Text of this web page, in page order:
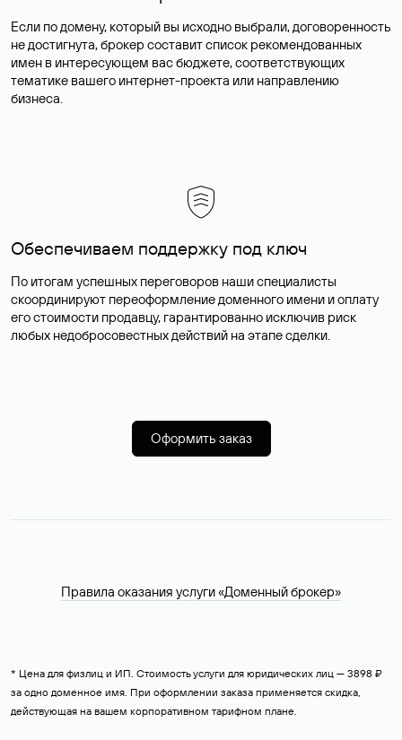
Если по домену, который вы исходно выбрали, договоренность
не достигнута, брокер составит список рекомендованных
имен в интересующем вас бюджете, соответствующих
тематике вашего интернет-проекта или направлению
бизнеса.
Обеспечиваем поддержку под ключ
По итогам успешных переговоров наши специалисты
скоординируют переоформление доменного имени и оплату
его стоимости продавцу, гарантированно исключив риск
любых недобросовестных действий на этапе сделки.
Оформить заказ
Правила оказания услуги «Доменный брокер»
* Цена для физлиц и ИП. Стоимость услуги для юридических лиц — 3898 ₽
за одно доменное имя. При оформлении заказа применяется скидка,
действующая на вашем корпоративном тарифном плане.